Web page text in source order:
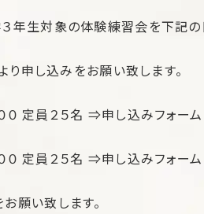
年生対象の体験練習会を下記の
申し込みをお願い致します。
００ 定員２５名 ⇒申し込みフォーム
００ 定員２５名 ⇒申し込みフォーム
願い致します。